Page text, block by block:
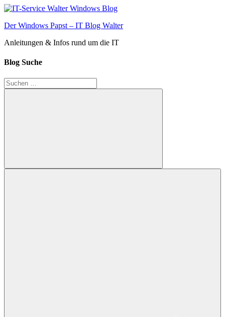
Zum
springen
Der Windows Papst – IT Blog Walter
Anleitungen & Infos rund um die IT
Blog Suche
Suchen
nach:
Suchen